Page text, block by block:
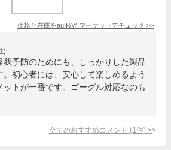
価格と在庫をau PAY マーケット でチェック >>
)
我予防のためにも、しっかりした製品
。初心者には、安心して楽しめるよう
ットが一番です。ゴーグル対応なのも
全てのおすすめコメント (1 件) >